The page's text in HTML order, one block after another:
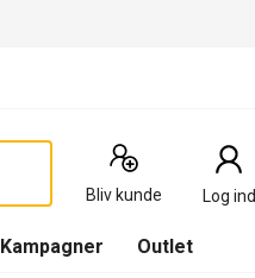
Bliv kunde Log ind
Kampagner Outlet